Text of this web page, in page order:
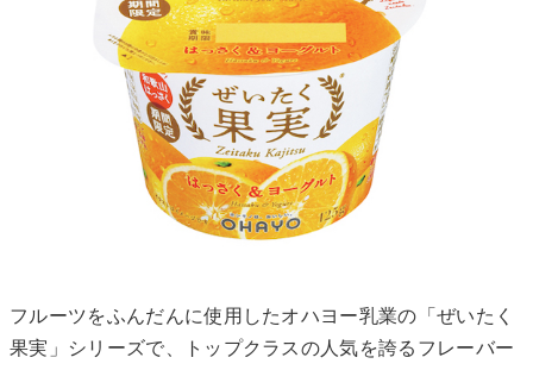
フルーツをふんだんに使用したオハヨー乳業の「ぜいたく
果実」シリーズで、トップクラスの人気を誇るフレーバー